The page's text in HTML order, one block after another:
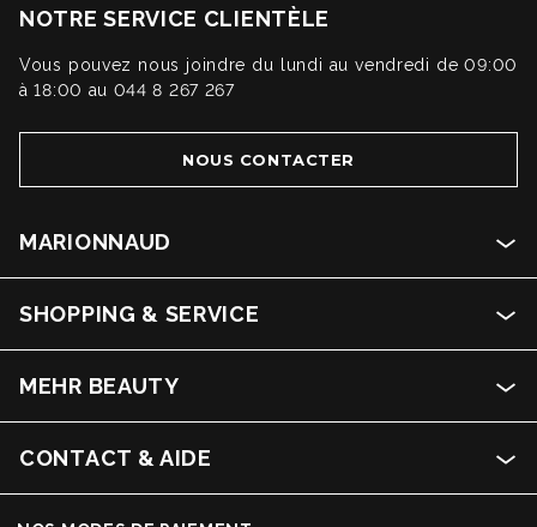
NOTRE SERVICE CLIENTÈLE
Vous pouvez nous joindre du lundi au vendredi de 09:00
à 18:00 au 044 8 267 267
NOUS CONTACTER
MARIONNAUD
SHOPPING & SERVICE
MEHR BEAUTY
CONTACT & AIDE